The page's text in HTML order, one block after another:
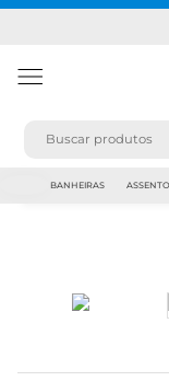
BANHEIRAS